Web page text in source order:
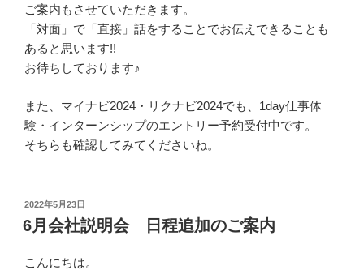
ご案内もさせていただきます。
「対面」で「直接」話をすることでお伝えできることも
あると思います!!
お待ちしております♪
また、マイナビ2024・リクナビ2024でも、1day仕事体
験・インターンシップのエントリー予約受付中です。
そちらも確認してみてくださいね。
投
稿
日:
2022年5月23日
6月会社説明会 日程追加のご案内
こんにちは。